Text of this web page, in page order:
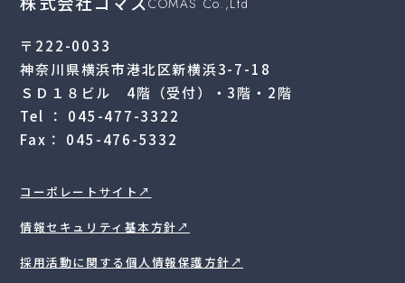
〒222-0033
神奈川県横浜市港北区新横浜3-7-18
ＳＤ１８ビル 4階（受付）・3階・2階
Tel ： 045-477-3322
Fax： 045-476-5332
コーポレートサイト↗︎
情報セキュリティ基本方針↗︎
採用活動に関する個人情報保護方針↗︎